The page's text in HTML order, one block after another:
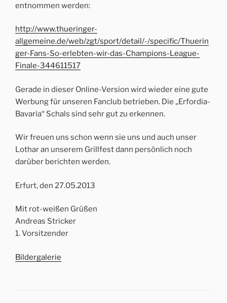
entnommen werden:
http://www.thueringer-
allgemeine.de/web/zgt/sport/detail/-/specific/Thuerin
ger-Fans-So-erlebten-wir-das-Champions-League-
Finale-344611517
Gerade in dieser Online-Version wird wieder eine gute
Werbung für unseren Fanclub betrieben. Die „Erfordia-
Bavaria“ Schals sind sehr gut zu erkennen.
Wir freuen uns schon wenn sie uns und auch unser
Lothar an unserem Grillfest dann persönlich noch
darüber berichten werden.
Erfurt, den 27.05.2013
Mit rot-weißen Grüßen
Andreas Stricker
1. Vorsitzender
Bildergalerie